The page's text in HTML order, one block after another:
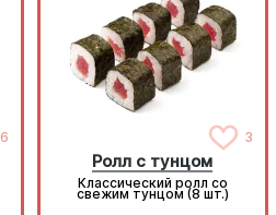
6 3
Ролл с тунцом
Классический ролл со
свежим тунцом (8 шт.)